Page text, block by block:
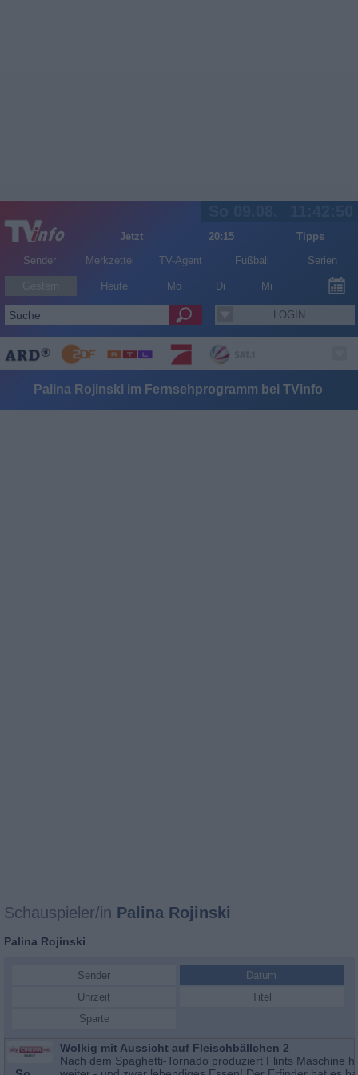
Jetzt 20:15
Tipps
Sender
Merkzettel TV-Agent Fußball Serien
Heute Mo Di Mi
LOGIN
Palina Rojinski im Fernsehprogramm bei TVinfo
Schauspieler/in Palina Rojinski
Palina Rojinski
Sender
Datum
Uhrzeit
Titel
Sparte
Wolkig mit Aussicht auf Fleischbällchen 2
Nach dem Spaghetti-Tornado produziert Flints Maschine